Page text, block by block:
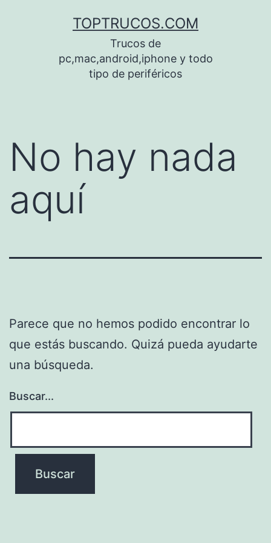
TOPTRUCOS.COM
Trucos de
pc,mac,android,iphone y todo
tipo de periféricos
No hay nada
aquí
Parece que no hemos podido encontrar lo
que estás buscando. Quizá pueda ayudarte
una búsqueda.
Buscar...